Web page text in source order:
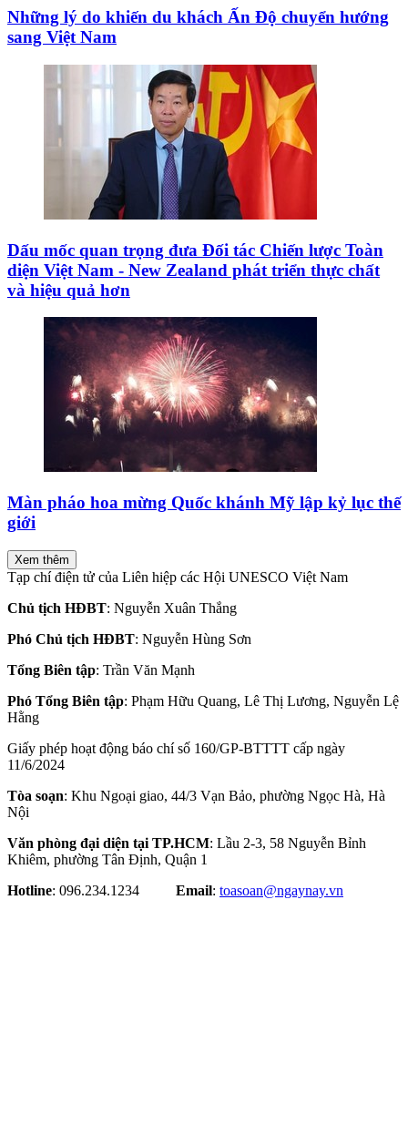
Những lý do khiến du khách Ấn Độ chuyển hướng
sang Việt Nam
Dấu mốc quan trọng đưa Đối tác Chiến lược Toàn
diện Việt Nam - New Zealand phát triển thực chất
và hiệu quả hơn
Màn pháo hoa mừng Quốc khánh Mỹ lập kỷ lục thế
giới
Xem thêm
Tạp chí điện tử của Liên hiệp các Hội UNESCO Việt Nam
Chủ tịch HĐBT: Nguyễn Xuân Thắng
Phó Chủ tịch HĐBT: Nguyễn Hùng Sơn
Tổng Biên tập: Trần Văn Mạnh
Phó Tổng Biên tập: Phạm Hữu Quang, Lê Thị Lương, Nguyễn Lệ
Hằng
Giấy phép hoạt động báo chí số 160/GP-BTTTT cấp ngày
11/6/2024
Tòa soạn: Khu Ngoại giao, 44/3 Vạn Bảo, phường Ngọc Hà, Hà
Nội
Văn phòng đại diện tại TP.HCM: Lầu 2-3, 58 Nguyễn Bỉnh
Khiêm, phường Tân Định, Quận 1
Hotline: 096.234.1234 Email: toasoan@ngaynay.vn